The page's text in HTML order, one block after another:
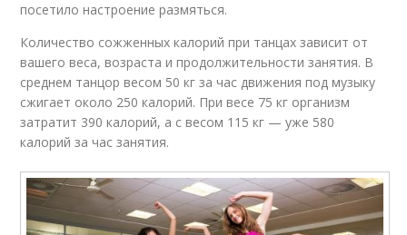
посетило настроение размяться.
Количество сожженных калорий при танцах зависит от
вашего веса, возраста и продолжительности занятия. В
среднем танцор весом 50 кг за час движения под музыку
сжигает около 250 калорий. При весе 75 кг организм
затратит 390 калорий, а с весом 115 кг — уже 580
калорий за час занятия.